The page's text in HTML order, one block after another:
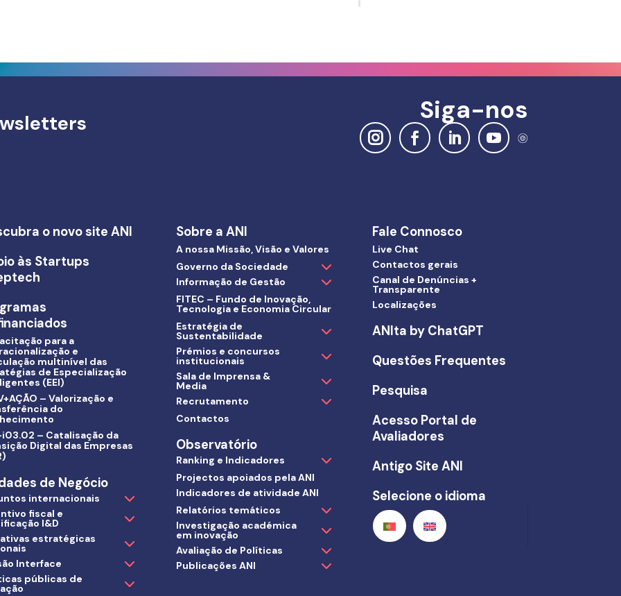
Siga-nos
o novo site ANI
às Startups
para a
e
multinível das
de Especialização
(EEI)
– Valorização e
do
i03.02 – Catalisação da
Digital das Empresas
de Negócio
internacionais
fiscal e
I&D
estratégicas
Interface
públicas de
Sobre a ANI
A nossa Missão, Visão e Valores
Governo da Sociedade
Informação de Gestão
FITEC – Fundo de Inovação,
Tecnologia e Economia Circular
Estratégia de
Sustentabilidade
Prémios e concursos
institucionais
Sala de Imprensa &
Media
Recrutamento
Contactos
Observatório
Ranking e Indicadores
Projectos apoiados pela ANI
Indicadores de atividade ANI
Relatórios temáticos
Investigação académica
em inovação
Avaliação de Políticas
Publicações ANI
Fale Connosco
Live Chat
Contactos gerais
Canal de Denúncias +
Transparente
Localizações
ANIta by ChatGPT
Questões Frequentes
Pesquisa
Acesso Portal de
Avaliadores
Antigo Site ANI
Selecione o idioma